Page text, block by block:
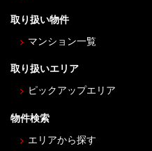
取り扱い物件
マンション一覧
取り扱いエリア
ピックアップエリア
物件検索
エリアから探す